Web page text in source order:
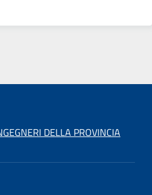
DELLA PROVINCIA